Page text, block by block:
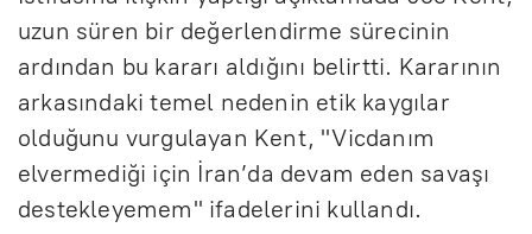
uzun süren bir değerlendirme sürecinin
ardından bu kararı aldığını belirtti. Kararının
arkasındaki temel nedenin etik kaygılar
olduğunu vurgulayan Kent, "Vicdanım
elvermediği için İran’da devam eden savaşı
destekleyemem" ifadelerini kullandı.